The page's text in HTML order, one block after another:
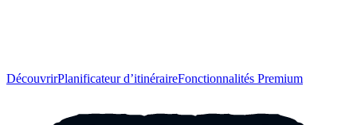
DécouvrirPlanificateur d’itinéraireFonctionnalités Premium